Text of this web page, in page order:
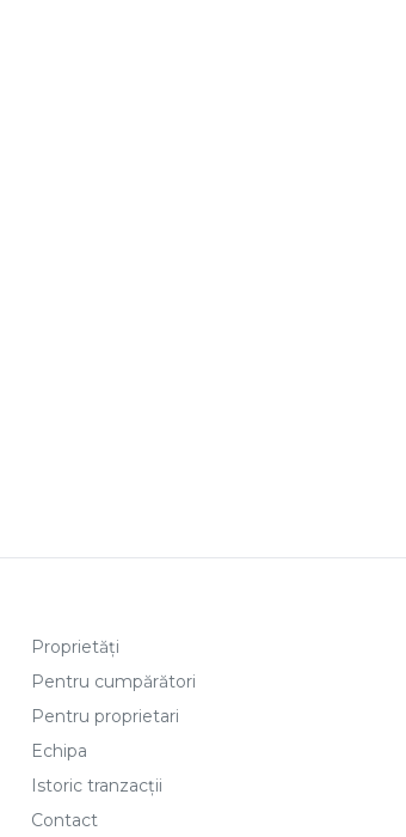
Proprietăți
Pentru cumpărători
Pentru proprietari
Echipa
Istoric tranzacții
Contact